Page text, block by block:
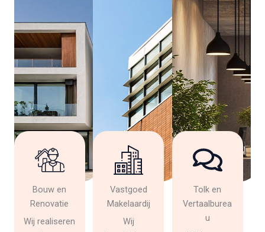
Bouw en
Renovatie
Wij realiseren
Vastgoed
Makelaardij
Wij
Tolk en
Vertaalburea
u